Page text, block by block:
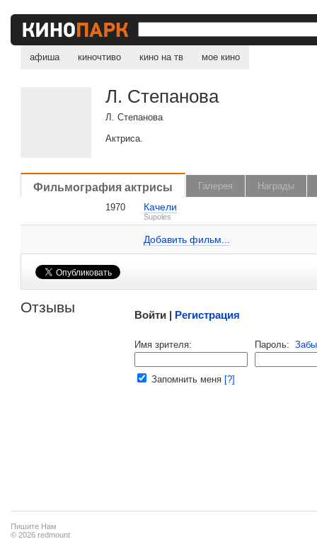
афиша киночтиво кино на тв мое кино
Л. Степанова
Л. Степанова
Актриса.
Фильмография актрисы Галерея
Награды
1970
Качели
Supoles
Добавить фильм...
Л. Степанова на сайте Кино-Театр.ru
Отзывы Войти | Регистрация
Имя зрителя: Пароль:
Запомнить меня [?]
Пишите Нам
© 2026 redmount